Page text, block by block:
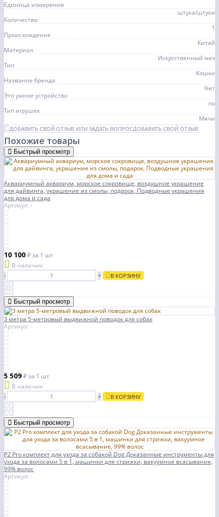
Единица измерения
штука/штуки
Количество
1
Происхождение
Китай
Материал
Искусственный мех
Тип
Кошки
Название бренда
Нет
Это умное устройство
no
Тип игрушек
Мячи
ДОБАВИТЬ СВОЙ ОТЗЫВ ИЛИ ЗАДАТЬ ВОПРОСДОБАВИТЬ СВОЙ ОТЗЫВ
Похожие товары
Быстрый просмотр
Аквариумный аквариум, морское сокровище, воздушное украшение
для дайвинга, украшение из смолы, подарок, Подводные украшения
для дома и сада
Артикул: -
10 100 ₽за 1 шт
В наличии
-
+ В КОРЗИНУ
Быстрый просмотр
3 метра 5-метровый выдвижной поводок для собак
Артикул: -
5 509₽за 1 шт
В наличии
-
+ В КОРЗИНУ
Быстрый просмотр
P2 Pro комплект для ухода за собакой Dog Доказанные инструменты для
ухода за волосами 5 в 1, машинки для стрижки, вакуумное всасывание,
99% волос
Артикул: -